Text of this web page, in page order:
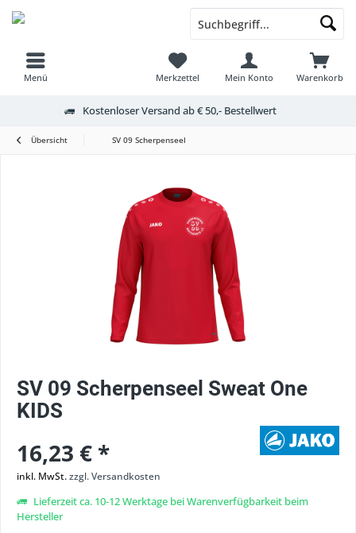
Menü Warenkorb
Merkzettel Mein Konto
Kostenloser Versand ab € 50,- Bestellwert
Übersicht SV 09 Scherpenseel
SV 09 Scherpenseel Sweat One
KIDS
16,23 € *
inkl. MwSt.zzgl. Versandkosten
Lieferzeit ca. 10-12 Werktage bei Warenverfügbarkeit beim
Hersteller